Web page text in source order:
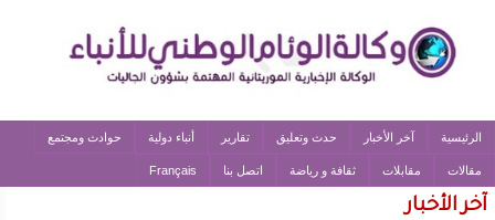
الرئيسية آخر الأخبار حدث وتعليق تقارير أنباء دولية حوادث ومجتمع
مقالات مقابلات ثقافة و رياضة اتصل بنا Français
آخر الأخبار